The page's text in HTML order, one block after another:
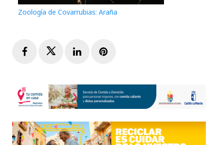
Zoología de Covarrubias: Araña
FacebookTwitterLinkedInPinterest